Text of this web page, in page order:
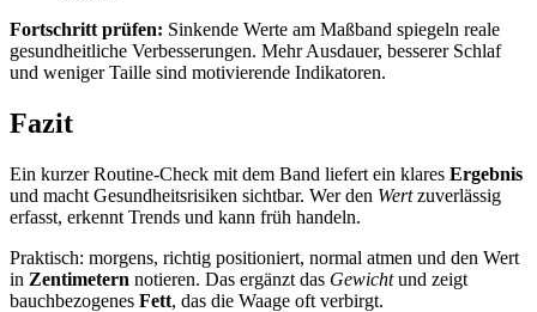
Fortschritt prüfen: Sinkende Werte am Maßband spiegeln reale
gesundheitliche Verbesserungen. Mehr Ausdauer, besserer Schlaf
und weniger Taille sind motivierende Indikatoren.
Fazit
Ein kurzer Routine‑Check mit dem Band liefert ein klares Ergebnis
und macht Gesundheitsrisiken sichtbar. Wer den Wertzuverlässig
erfasst, erkennt Trends und kann früh handeln.
Praktisch: morgens, richtig positioniert, normal atmen und den Wert
in Zentimetern notieren. Das ergänzt das Gewichtund zeigt
bauchbezogenes Fett, das die Waage oft verbirgt.